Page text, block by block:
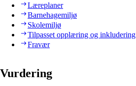
Læreplaner
Barnehagemiljø
Skolemiljø
Tilpasset opplæring og inkludering
Fravær
Vurdering